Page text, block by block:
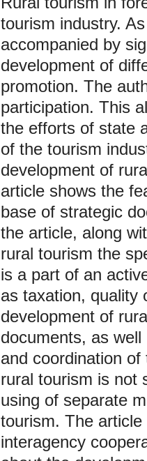
tourism industry.
accompanied by
development of
promotion. The
participation. This
the efforts of state
of the tourism
development of
article shows the
base of strategic
the article, along
rural tourism the
is a part of an
as taxation, quality
development of
documents, as
and coordination
rural tourism is not
using of separate
tourism. The
interagency